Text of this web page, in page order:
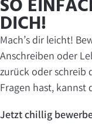
SO
DICH!
Mach’s dir leicht!
Anschreiben oder
zurück oder schreib
Fragen hast, kannst
Jetzt chillig